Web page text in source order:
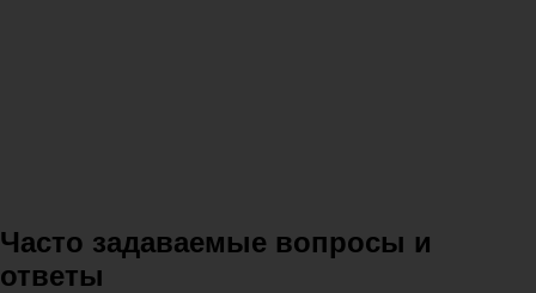
Часто задаваемые вопросы и
ответы